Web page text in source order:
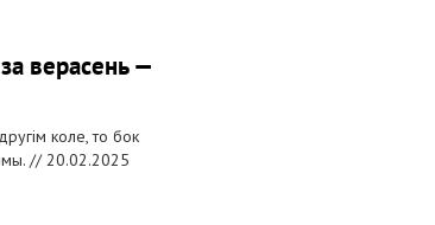
верасень —
коле, то бок
//20.02.2025